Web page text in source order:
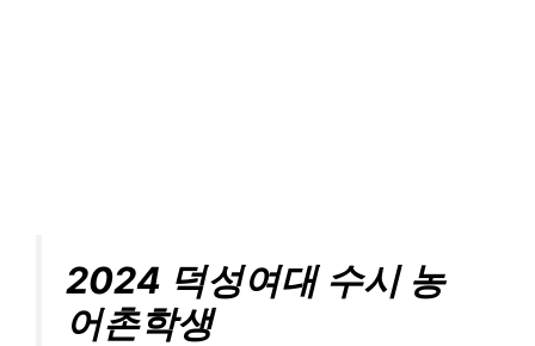
2024 덕성여대 수시 농
어촌학생